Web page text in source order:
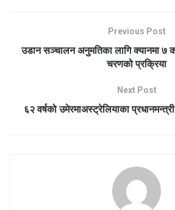
Previous Post
उडान सञ्चालन अनुमतिका लागि क्यानमा ७
चरणको प्रक्रिया
Next Post
६२ वर्षको उमेरमाअस्ट्रेलियाका